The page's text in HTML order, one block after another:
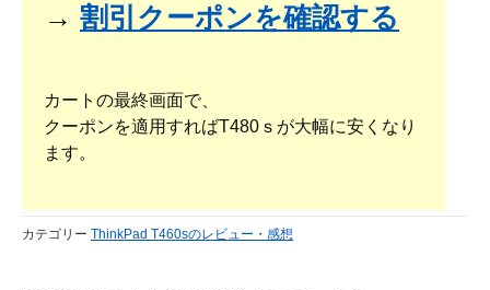
→ 割引クーポンを確認する
カートの最終画面で、
クーポンを適用すればT480ｓが大幅に安くなり
ます。
カテゴリー ThinkPad T460sのレビュー・感想